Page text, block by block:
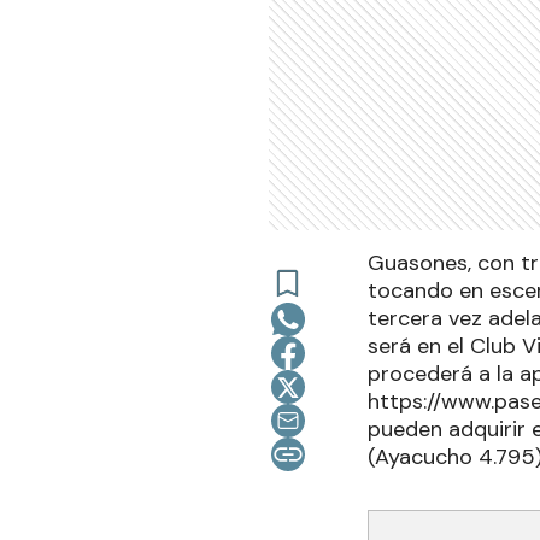
Guasones, con
tocando en
tercera vez
será en el Club
procederá a la
https://
pueden adquirir
(Ayacucho